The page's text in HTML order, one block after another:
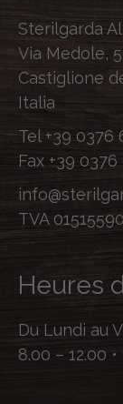
Sterilgarda
Via Medole,
Castiglione
Italia
Tel +39 0376
Fax +39 0376
TVA
Heures
Du Lundi au
8.00 – 12.00